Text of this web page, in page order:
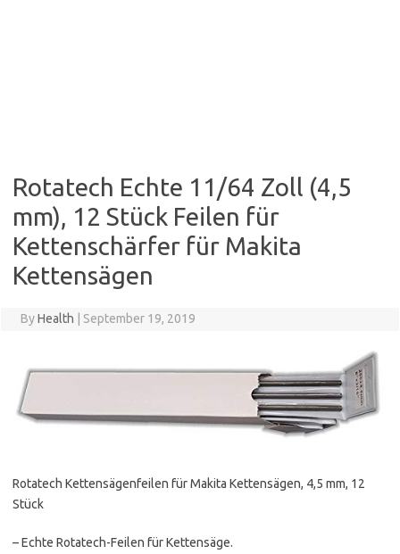
Rotatech Echte 11/64 Zoll (4,5
mm), 12 Stück Feilen für
Kettenschärfer für Makita
Kettensägen
ByHealth September 19, 2019
Rotatech Kettensägenfeilen für Makita Kettensägen, 4,5 mm, 12
Stück
– Echte Rotatech-Feilen für Kettensäge.